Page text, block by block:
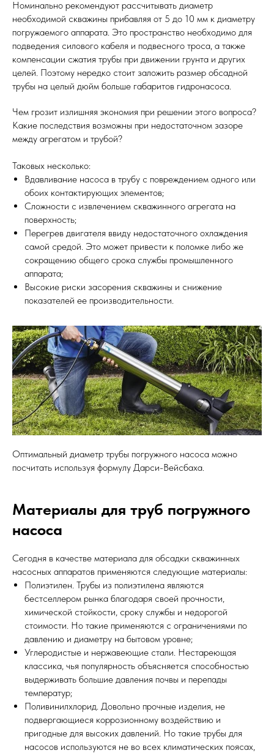
Номинально рекомендуют рассчитывать диаметр
необходимой скважины прибавляя от 5 до 10 мм к диаметру
погружаемого аппарата. Это пространство необходимо для
подведения силового кабеля и подвесного троса, а также
компенсации сжатия трубы при движении грунта и других
целей. Поэтому нередко стоит заложить размер обсадной
трубы на целый дюйм больше габаритов гидронасоса.
Чем грозит излишняя экономия при решении этого вопроса?
Какие последствия возможны при недостаточном зазоре
между агрегатом и трубой?
Таковых несколько:
Вдавливание насоса в трубу с повреждением одного или
обоих контактирующих элементов;
Сложности с извлечением скважинного агрегата на
поверхность;
Перегрев двигателя ввиду недостаточного охлаждения
самой средой. Это может привести к поломке либо же
сокращению общего срока службы промышленного
аппарата;
Высокие риски засорения скважины и снижение
показателей ее производительности.
Оптимальный диаметр трубы погружного насоса можно
посчитать используя формулу Дарси-Вейсбаха.
Материалы для труб погружного
насоса
Сегодня в качестве материала для обсадки скважинных
насосных аппаратов применяются следующие материалы:
Полиэтилен. Трубы из полиэтилена являются
бестселлером рынка благодаря своей прочности,
химической стойкости, сроку службы и недорогой
стоимости. Но такие применяются с ограничениями по
давлению и диаметру на бытовом уровне;
Углеродистые и нержавеющие стали. Нестареющая
классика, чья популярность объясняется способностью
выдерживать большие давления почвы и перепады
температур;
Поливинилхлорид. Довольно прочные изделия, не
подвергающиеся коррозионному воздействию и
пригодные для высоких давлений. Но такие трубы для
насосов используются не во всех климатических поясах,